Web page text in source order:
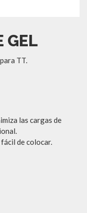
GEL
TT.
las cargas de
de colocar.